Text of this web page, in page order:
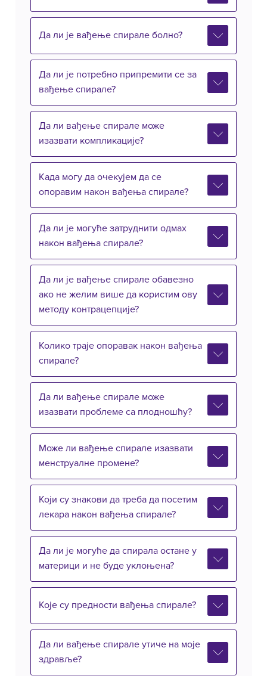
Да ли је вађење спирале болно?
Да ли је потребно припремити се за
вађење спирале?
Да ли вађење спирале може
изазвати компликације?
Када могу да очекујем да се
опоравим након вађења спирале?
Да ли је могуће затруднити одмах
након вађења спирале?
Да ли је вађење спирале обавезно
ако не желим више да користим ову
методу контрацепције?
Колико траје опоравак након вађења
спирале?
Да ли вађење спирале може
изазвати проблеме са плодношћу?
Може ли вађење спирале изазвати
менструалне промене?
Који су знакови да треба да посетим
лекара након вађења спирале?
Да ли је могуће да спирала остане у
материци и не буде уклоњена?
Које су предности вађења спирале?
Да ли вађење спирале утиче на моје
здравље?